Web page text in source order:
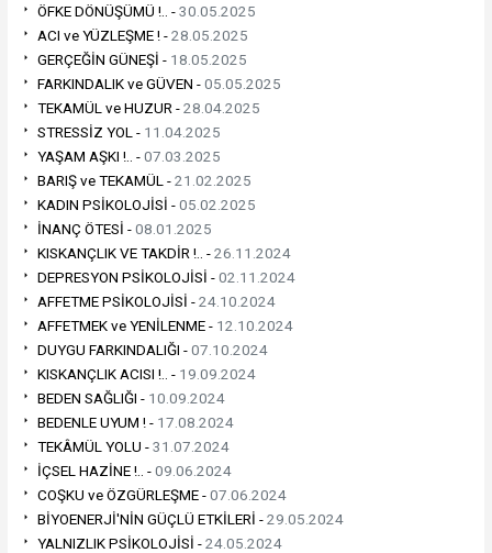
ÖFKE DÖNÜŞÜMÜ !.. -30.05.2025
ACI ve YÜZLEŞME ! -28.05.2025
GERÇEĞİN GÜNEŞİ - 18.05.2025
FARKINDALIK ve GÜVEN -05.05.2025
TEKAMÜL ve HUZUR -28.04.2025
STRESSİZ YOL - 11.04.2025
YAŞAM AŞKI !.. -07.03.2025
BARIŞ ve TEKAMÜL -21.02.2025
KADIN PSİKOLOJİSİ -05.02.2025
İNANÇ ÖTESİ -08.01.2025
KISKANÇLIK VE TAKDİR !.. -26.11.2024
DEPRESYON PSİKOLOJİSİ -02.11.2024
AFFETME PSİKOLOJİSİ -24.10.2024
AFFETMEK ve YENİLENME - 12.10.2024
DUYGU FARKINDALIĞI -07.10.2024
KISKANÇLIK ACISI !.. - 19.09.2024
BEDEN SAĞLIĞI - 10.09.2024
BEDENLE UYUM ! - 17.08.2024
TEKÂMÜL YOLU -31.07.2024
İÇSEL HAZİNE !.. -09.06.2024
COŞKU ve ÖZGÜRLEŞME -07.06.2024
BİYOENERJİ'NİN GÜÇLÜ ETKİLERİ -29.05.2024
YALNIZLIK PSİKOLOJİSİ -24.05.2024